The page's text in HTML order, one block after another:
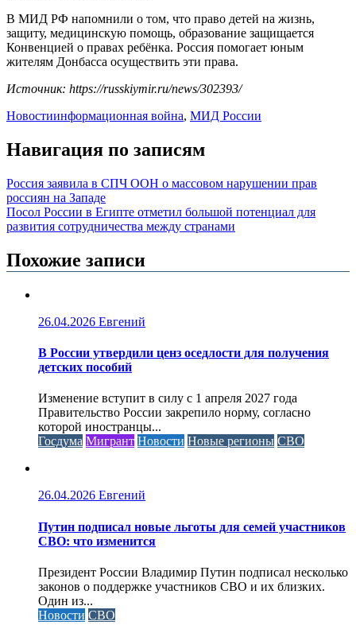
В МИД РФ напомнили о том, что право детей на жизнь,
защиту, медицинскую помощь, образование защищается
Конвенцией о правах ребёнка. Россия помогает юным
жителям Донбасса осуществить эти права.
Источник: https://russkiymir.ru/news/302393/
Новостиинформационная война, МИД России
Навигация по записям
Россия заявила в СПЧ ООН о массовом нарушении прав
россиян на Западе
Посол России в Египте отметил большой потенциал для
развития сотрудничества между странами
Похожие записи
26.04.2026 Евгений
В России утвердили ценз оседлости для получения
детских пособий
Изменение вступит в силу с 1 апреля 2027 года
Правительство России закрепило норму, согласно
которой иностранцы...
Госдума Мигрант Новости Новые регионы СВО
26.04.2026 Евгений
Путин подписал новые льготы для семей участников
СВО: что изменится
Президент России Владимир Путин подписал несколько
законов о поддержке участников СВО и их близких.
Один из...
Новости СВО